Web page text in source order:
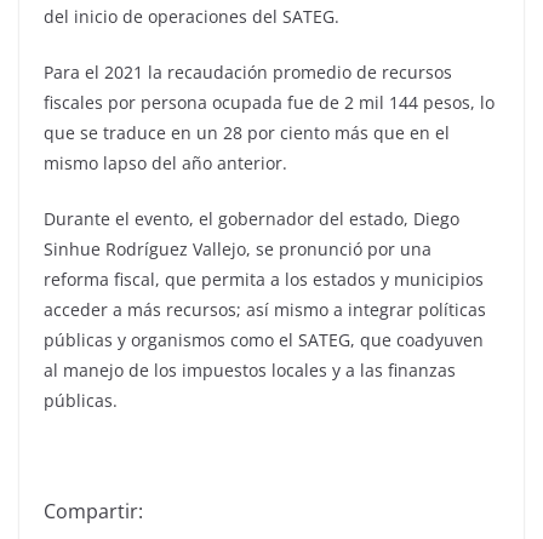
del inicio de operaciones del SATEG.
Para el 2021 la recaudación promedio de recursos
fiscales por persona ocupada fue de 2 mil 144 pesos, lo
que se traduce en un 28 por ciento más que en el
mismo lapso del año anterior.
Durante el evento, el gobernador del estado, Diego
Sinhue Rodríguez Vallejo, se pronunció por una
reforma fiscal, que permita a los estados y municipios
acceder a más recursos; así mismo a integrar políticas
públicas y organismos como el SATEG, que coadyuven
al manejo de los impuestos locales y a las finanzas
públicas.
Compartir: